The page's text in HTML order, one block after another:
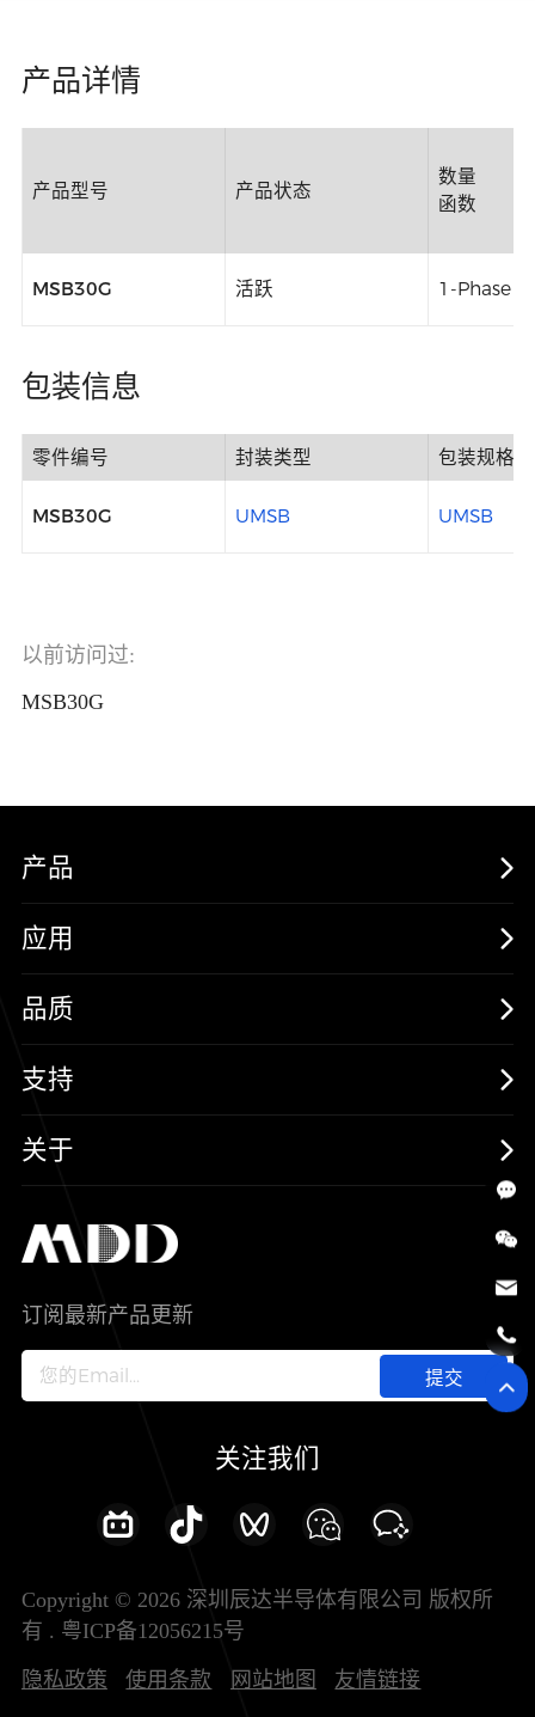
产品详情
产品型号 产品状态
数量
函数
MSB30G 活跃 1-Phase
包装信息
零件编号 封装类型 包装规格
MSB30G UMSB UMSB
以前访问过:
MSB30G
产品
MOSFETs
保护器件
三极管
SiC
IC
应用
消费电子
汽车电子
新能源
智能家居
新兴行业
品质
可靠性实验室
质量与环境
其他信息(PCN)
支持
样品与支持
关于
加入我们
订阅最新产品更新
提交
关注我们
Copyright © 2026 深圳辰达半导体有限公司 版权所
有 . 粤ICP备12056215号
隐私政策 使用条款 网站地图 友情链接